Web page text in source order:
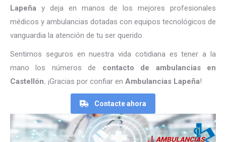
Lapeña y deja en manos de los mejores profesionales
médicos y ambulancias dotadas con equipos tecnológicos de
vanguardia la atención de tu ser querido.
Sentirnos seguros en nuestra vida cotidiana es tener a la
mano los números de contacto de ambulancias en
Castellón. ¡Gracias por confiar en Ambulancias Lapeña!
Contacte ahora